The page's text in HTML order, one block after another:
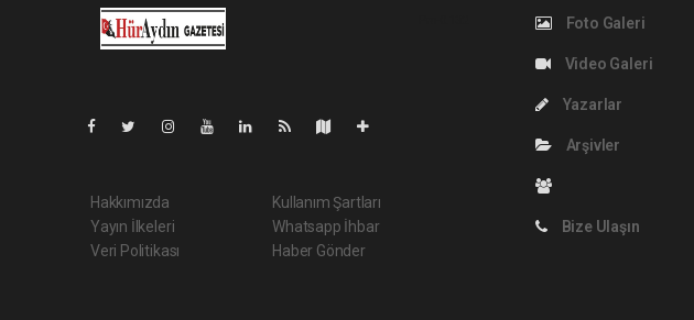
Hakkımızda
Yayın İlkeleri
Veri Politikası
Kullanım Şartları
Whatsapp İhbar
Haber Gönder
Foto Galeri
Video Galeri
Yazarlar
Arşivler
Bize Ulaşın